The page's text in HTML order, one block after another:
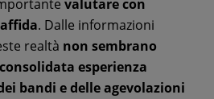
valutare con
. Dalle informazioni
realtà non sembrano
esperienza
bandi e delle agevolazioni